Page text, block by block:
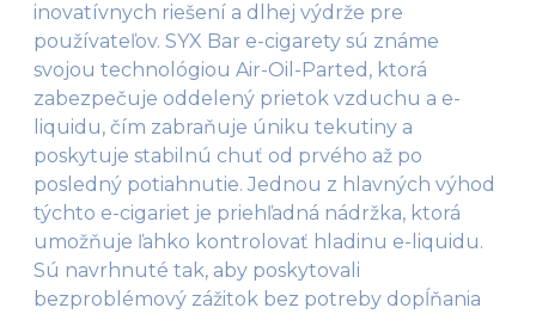
inovatívnych riešení a dlhej výdrže pre
používateľov. SYX Bar e-cigarety sú známe
svojou technológiou Air-Oil-Parted, ktorá
zabezpečuje oddelený prietok vzduchu a e-
liquidu, čím zabraňuje úniku tekutiny a
poskytuje stabilnú chuť od prvého až po
posledný potiahnutie. Jednou z hlavných výhod
týchto e-cigariet je priehľadná nádržka, ktorá
umožňuje ľahko kontrolovať hladinu e-liquidu​.
Sú navrhnuté tak, aby poskytovali
bezproblémový zážitok bez potreby dopĺňania